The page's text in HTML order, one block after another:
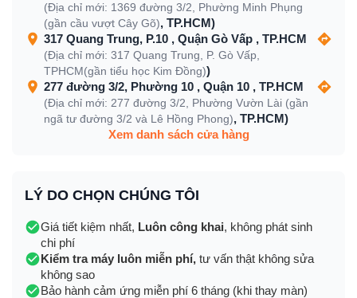
(Địa chỉ mới: 1369 đường 3/2, Phường Minh Phụng
(gần cầu vượt Cây Gõ), TP.HCM)
317 Quang Trung, P.10 , Quận Gò Vấp , TP.HCM
(Địa chỉ mới: 317 Quang Trung, P. Gò Vấp,
TPHCM(gần tiểu học Kim Đồng))
277 đường 3/2, Phường 10 , Quận 10 , TP.HCM
(Địa chỉ mới: 277 đường 3/2, Phường Vườn Lài (gần
ngã tư đường 3/2 và Lê Hồng Phong), TP.HCM)
Xem danh sách cửa hàng
LÝ DO CHỌN CHÚNG TÔI
Giá tiết kiệm nhất, Luôn công khai, không phát sinh
chi phí
Kiểm tra máy luôn miễn phí, tư vấn thật không sửa
không sao
Bảo hành cảm ứng miễn phí 6 tháng (khi thay màn)